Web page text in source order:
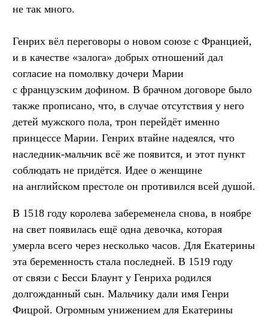
не так много.
Генрих вёл переговоры о новом союзе с Францией,
и в качестве «залога» добрых отношений дал
согласие на помолвку дочери Марии
с французским дофином. В брачном договоре было
также прописано, что, в случае отсутствия у него
детей мужского пола, трон перейдёт именно
принцессе Марии. Генрих втайне надеялся, что
наследник-мальчик всё же появится, и этот пункт
соблюдать не придётся. Идее о женщине
на английском престоле он противился всей душой.
В 1518 году королева забеременела снова, в ноябре
на свет появилась ещё одна девочка, которая
умерла всего через несколько часов. Для Екатерины
эта беременность стала последней. В 1519 году
от связи с Бесси Блаунт у Генриха родился
долгожданный сын. Мальчику дали имя Генри
Фицрой. Огромным унижением для Екатерины